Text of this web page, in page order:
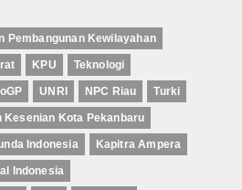
Pembangunan Kewilayahan
KPU Teknologi
UNRI NPC Riau Turki
Kesenian Kota Pekanbaru
Indonesia Kapitra Ampera
Indonesia